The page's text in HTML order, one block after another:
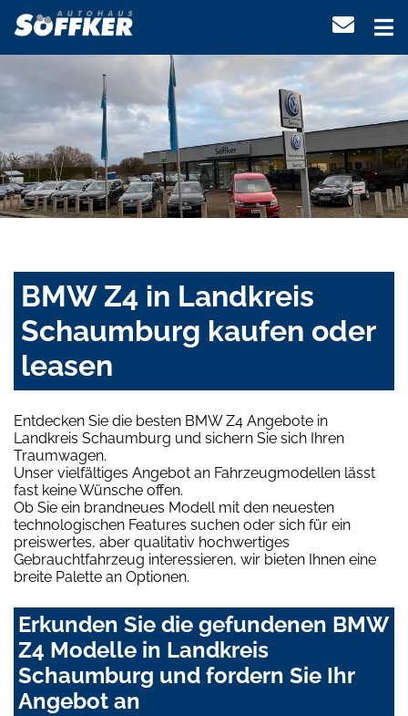
BMW Z4 in Landkreis
Schaumburg kaufen oder
leasen
Entdecken Sie die besten BMW Z4 Angebote in
Landkreis Schaumburg und sichern Sie sich Ihren
Traumwagen.
Unser vielfältiges Angebot an Fahrzeugmodellen lässt
fast keine Wünsche offen.
Ob Sie ein brandneues Modell mit den neuesten
technologischen Features suchen oder sich für ein
preiswertes, aber qualitativ hochwertiges
Gebrauchtfahrzeug interessieren, wir bieten Ihnen eine
breite Palette an Optionen.
Erkunden Sie die gefundenen BMW
Z4 Modelle in Landkreis
Schaumburg und fordern Sie Ihr
Angebot an